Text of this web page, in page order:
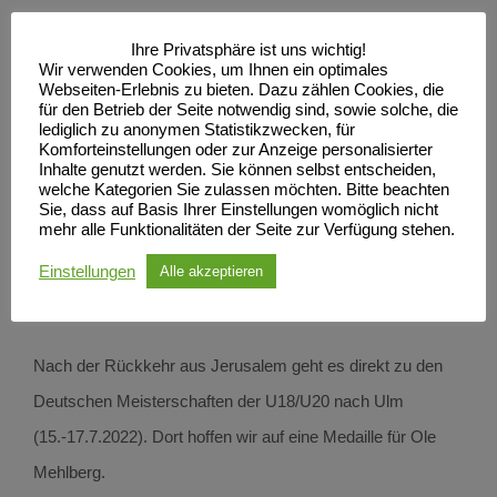
Teilnehmerfeld der Diskuswerfer. Trainerin Franka Dietzsch
haderte noch etwas mit dem Ergebnis. „Wir sind glücklich
über die Nominierung, damit haben wir unser Saisonziel
erfüllt. In den letzten Wochen fehlte dann leider die erhoffte
Steigerung. Nach der frühen Normerfüllung mit 56,42 Meter
sollte sicher noch mehr möglich sein. Ole sollte nun die
Europameisterschaften genießen, Eindrücke sammeln und
Nach der Rückkehr aus Jerusalem geht es direkt zu den
Deutschen Meisterschaften der U18/U20 nach Ulm
(15.-17.7.2022). Dort hoffen wir auf eine Medaille für Ole
Mehlberg.
Ihre Privatsphäre ist uns wichtig!
Wir verwenden Cookies, um Ihnen ein optimales
Webseiten-Erlebnis zu bieten. Dazu zählen Cookies, die
für den Betrieb der Seite notwendig sind, sowie solche, die
lediglich zu anonymen Statistikzwecken, für
Komforteinstellungen oder zur Anzeige personalisierter
Inhalte genutzt werden. Sie können selbst entscheiden,
welche Kategorien Sie zulassen möchten. Bitte beachten
Sie, dass auf Basis Ihrer Einstellungen womöglich nicht
mehr alle Funktionalitäten der Seite zur Verfügung stehen.
Einstellungen Alle akzeptieren